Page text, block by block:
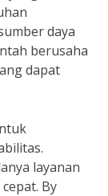
daya
berusaha
dapat
layanan
By